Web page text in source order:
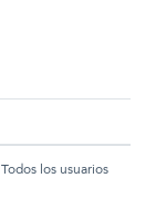
Todos los usuarios